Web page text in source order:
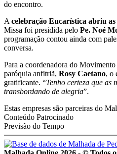
do encontro.
A celebração Eucarística abriu
Missa foi presidida pelo Pe. Noé
programação contou ainda com
conversa.
Para a coordenadora do
paróquia anfitriã, Rosy Caetano, o
gratificante. “Tenho certeza que as
transbordando de alegria”.
Estas empresas são parceiras do
Conteúdo Patrocinado
Previsão do Tempo